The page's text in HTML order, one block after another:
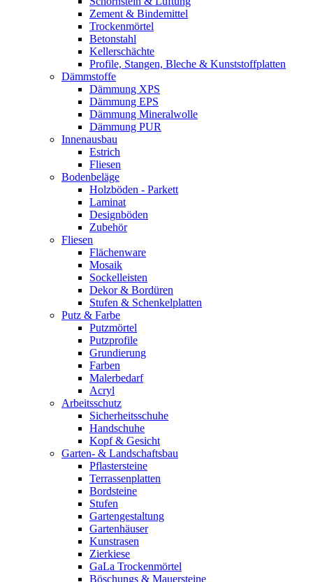
Zement & Bindemittel
Trockenmörtel
Betonstahl
Kellerschächte
Profile, Stangen, Bleche & Kunststoffplatten
Dämmstoffe
Dämmung XPS
Dämmung EPS
Dämmung Mineralwolle
Dämmung PUR
Innenausbau
Estrich
Fliesen
Bodenbeläge
Holzböden - Parkett
Laminat
Designböden
Zubehör
Fliesen
Flächenware
Mosaik
Sockelleisten
Dekor & Bordüren
Stufen & Schenkelplatten
Putz & Farbe
Putzmörtel
Putzprofile
Grundierung
Farben
Malerbedarf
Acryl
Arbeitsschutz
Sicherheitsschuhe
Handschuhe
Kopf & Gesicht
Garten- & Landschaftsbau
Pflastersteine
Terrassenplatten
Bordsteine
Stufen
Gartengestaltung
Gartenhäuser
Kunstrasen
Zierkiese
GaLa Trockenmörtel
Böschungs & Mauersteine